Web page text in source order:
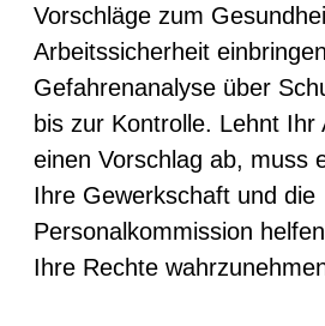
Vorschläge zum
Arbeitssicherheit
Gefahrenanalyse über
bis zur Kontrolle. Lehnt Ihr
einen Vorschlag ab, muss
Ihre Gewerkschaft und die
Personalkommission
Ihre Rechte